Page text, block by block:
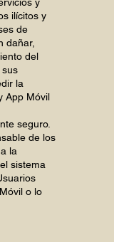
ilícitos y
de
dañar,
del
sus
la
App Móvil
seguro.
de los
la
sistema
o lo